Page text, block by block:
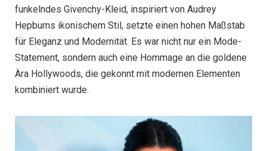
funkelndes Givenchy-Kleid, inspiriert von Audrey
Hepburns ikonischem Stil, setzte einen hohen Maßstab
für Eleganz und Modernität. Es war nicht nur ein Mode-
Statement, sondern auch eine Hommage an die goldene
Ära Hollywoods, die gekonnt mit modernen Elementen
kombiniert wurde.